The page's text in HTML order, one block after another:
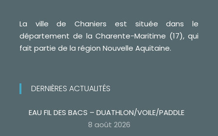
La ville de Chaniers est située dans le
département de la Charente-Maritime (17), qui
fait partie de la région Nouvelle Aquitaine.
DERNIÈRES ACTUALITÉS
EAU FIL DES BACS – DUATHLON/VOILE/PADDLE
8 août 2026